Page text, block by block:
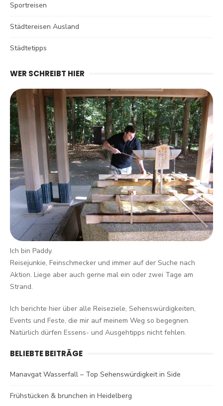
Sportreisen
Städtereisen Ausland
Städtetipps
WER SCHREIBT HIER
Ich bin Paddy.
Reisejunkie, Feinschmecker und immer auf der Suche nach
Aktion. Liege aber auch gerne mal ein oder zwei Tage am
Strand.
Ich berichte hier über alle Reiseziele, Sehenswürdigkeiten,
Events und Feste, die mir auf meinem Weg so begegnen.
Natürlich dürfen Essens- und Ausgehtipps nicht fehlen.
BELIEBTE BEITRÄGE
Manavgat Wasserfall – Top Sehenswürdigkeit in Side
Frühstücken & brunchen in Heidelberg